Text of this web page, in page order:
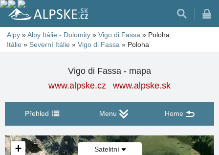
Alpy »Alpy Itálie - Dolomity » Vigo di Fassa » Poloha
Itálie » Severní Itálie » Vigo di Fassa » Poloha
Vigo di Fassa - mapa
www.alpske.cz
www.alpske.sk
Přehled Menu Home
Satelitní
+